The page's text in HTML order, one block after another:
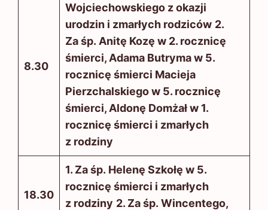
8.30
Wojciechowskiego z okazji
urodzin i zmarłych rodziców 2.
Za śp. Anitę Kozę w 2. rocznicę
śmierci, Adama Butryma w 5.
rocznicę śmierci Macieja
Pierzchalskiego w 5. rocznicę
śmierci, Aldonę Domżał w 1.
rocznicę śmierci i zmarłych
z rodziny
18.30
1. Za śp. Helenę Szkołę w 5.
rocznicę śmierci i zmarłych
z rodziny 2. Za śp. Wincentego,